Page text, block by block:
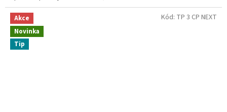
Akce
Novinka
Tip
Kód: TP 3 CP NEXT